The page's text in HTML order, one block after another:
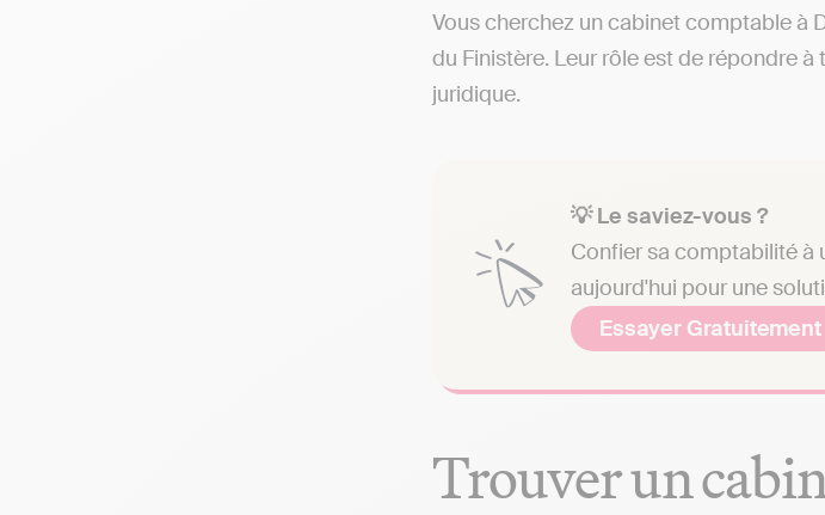
Vous cherchez un cabinet comptable à
du Finistère. Leur rôle est de répondre
juridique.
💡 Le saviez-vous ?
Confier sa comptabilité à
aujourd'hui pour une
Essayer Gratuitement
Trouver un